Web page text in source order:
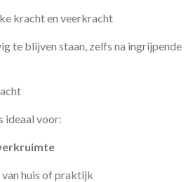
kracht en veerkracht
te blijven staan, zelfs na ingrijpende
ideaal voor:
huis of praktijk